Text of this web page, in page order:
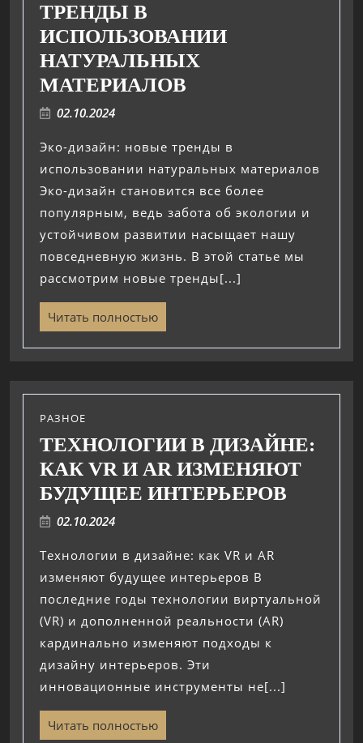
ТРЕНДЫ В
ИСПОЛЬЗОВАНИИ
НАТУРАЛЬНЫХ
МАТЕРИАЛОВ
02.10.2024
Эко-дизайн: новые тренды в
использовании натуральных материалов
Эко-дизайн становится все более
популярным, ведь забота об экологии и
устойчивом развитии насыщает нашу
повседневную жизнь. В этой статье мы
рассмотрим новые тренды[...]
Читать полностью
РАЗНОЕ
ТЕХНОЛОГИИ В ДИЗАЙНЕ:
КАК VR И AR ИЗМЕНЯЮТ
БУДУЩЕЕ ИНТЕРЬЕРОВ
02.10.2024
Технологии в дизайне: как VR и AR
изменяют будущее интерьеров В
последние годы технологии виртуальной
(VR) и дополненной реальности (AR)
кардинально изменяют подходы к
дизайну интерьеров. Эти
инновационные инструменты не[...]
Читать полностью